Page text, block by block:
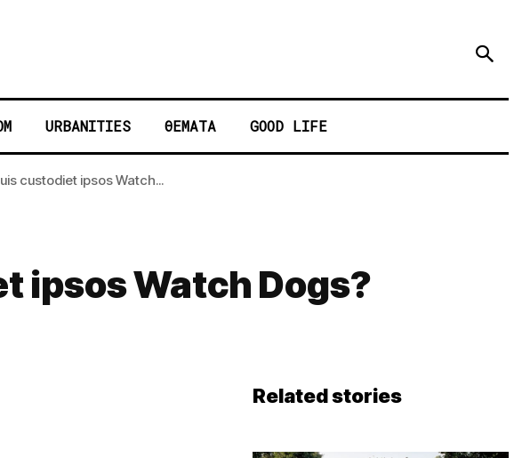
URBANITIES ΘΕΜΑΤΑ GOOD LIFE
custodiet ipsos Watch...
ipsos Watch Dogs?
Related stories